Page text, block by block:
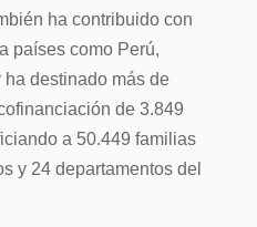
ha contribuido con
países como Perú,
destinado más de
de 3.849
a 50.449 familias
y 24 departamentos del